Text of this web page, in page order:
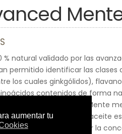
natural validado por las
permitido identificar las clases
los cuales ginkgólidos),
contenidos de forma
Natura Mix Advanced Mente
Además, gracias al aceite
y ayuda a mantener la